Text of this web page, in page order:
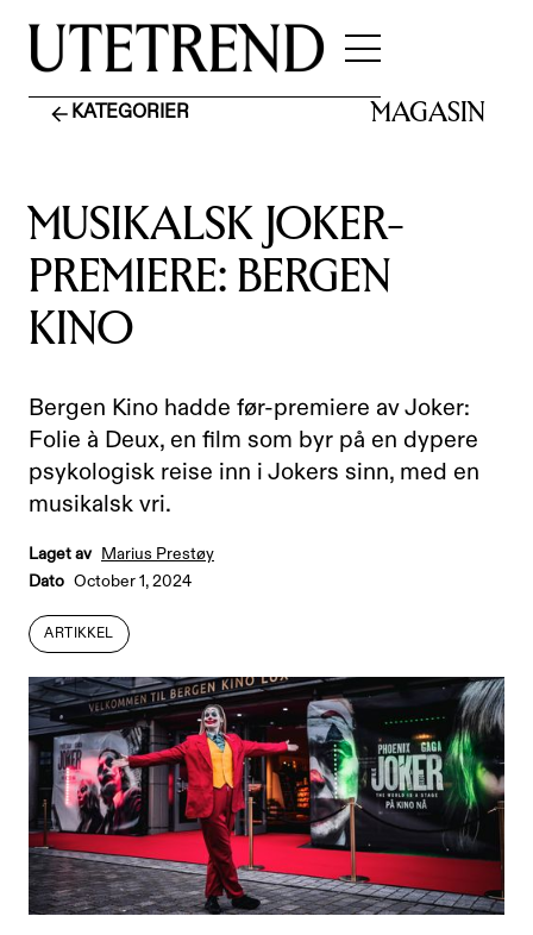
KATEGORIER MAGASIN
MUSIKALSK JOKER-
PREMIERE: BERGEN
KINO
Bergen Kino hadde før-premiere av Joker:
Folie à Deux, en film som byr på en dypere
psykologisk reise inn i Jokers sinn, med en
musikalsk vri.
Laget av Marius Prestøy
Dato October 1, 2024
ARTIKKEL
ARTIKKEL